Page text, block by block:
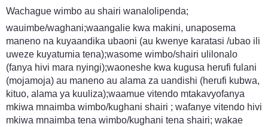
Wachague wimbo au shairi wanalolipenda;
wauimbe/waghani;waangalie kwa makini, unaposema
maneno na kuyaandika ubaoni (au kwenye karatasi /ubao ili
uweze kuyatumia tena);wasome wimbo/shairi ulilonalo
(fanya hivi mara nyingi);waoneshe kwa kugusa herufi fulani
(mojamoja) au maneno au alama za uandishi (herufi kubwa,
kituo, alama ya kuuliza);waamue vitendo mtakavyofanya
mkiwa mnaimba wimbo/kughani shairi ; wafanye vitendo hivi
mkiwa mnaimba tena wimbo/kughani tena shairi; wakae